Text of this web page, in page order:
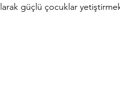
güçlü çocuklar